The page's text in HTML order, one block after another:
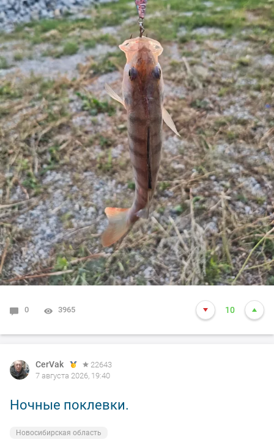
0 3965 10
CerVak
22643
7 августа 2026, 19:40
Ночные поклевки.
Новосибирская область